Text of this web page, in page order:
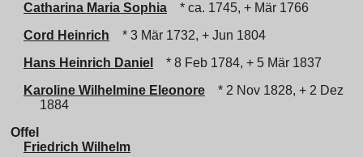
Catharina Maria Sophia
* ca. 1745, + Mär 1766
Cord Heinrich
* 3 Mär 1732, + Jun 1804
Hans Heinrich Daniel
* 8 Feb 1784, + 5 Mär 1837
Karoline Wilhelmine Eleonore
* 2 Nov 1828, + 2 Dez
1884
Offel
Friedrich Wilhelm